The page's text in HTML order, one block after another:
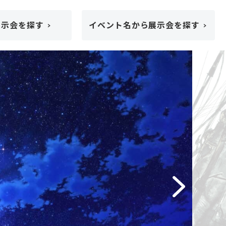
会を探す イベント名から展示会を探す